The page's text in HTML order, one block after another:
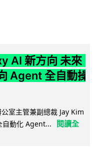
AI 新方向 未來
Agent 全自動操
室主管兼副總裁 Jay Kim
自動化 Agent...
閱讀全